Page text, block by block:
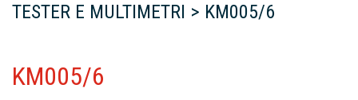
TESTER E MULTIMETRI > KM005/6
KM005/6